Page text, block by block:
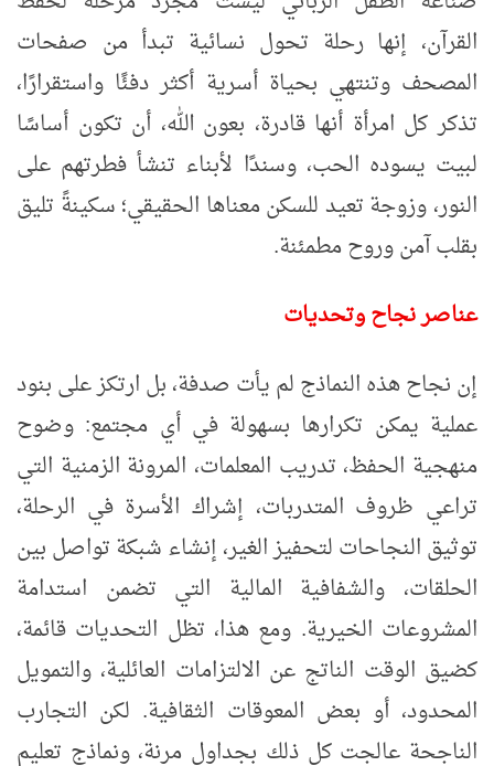
القرآن، إنها رحلة تحول نسائية تبدأ من صفحات
المصحف وتنتهي بحياة أسرية أكثر دفئًا واستقرارًا،
تذكر كل امرأة أنها قادرة، بعون الله، أن تكون أساسًا
لبيت يسوده الحب، وسندًا لأبناء تنشأ فطرتهم على
النور، وزوجة تعيد للسكن معناها الحقيقي؛ سكينةً تليق
بقلب آمن وروح مطمئنة.
عناصر نجاح وتحديات
إن نجاح هذه النماذج لم يأت صدفة، بل ارتكز على بنود
عملية يمكن تكرارها بسهولة في أي مجتمع: وضوح
منهجية الحفظ، تدريب المعلمات، المرونة الزمنية التي
تراعي ظروف المتدربات، إشراك الأسرة في الرحلة،
توثيق النجاحات لتحفيز الغير، إنشاء شبكة تواصل بين
الحلقات، والشفافية المالية التي تضمن استدامة
المشروعات الخيرية. ومع هذا، تظل التحديات قائمة،
كضيق الوقت الناتج عن الالتزامات العائلية، والتمويل
المحدود، أو بعض المعوقات الثقافية. لكن التجارب
الناجحة عالجت كل ذلك بجداول مرنة، ونماذج تعليم